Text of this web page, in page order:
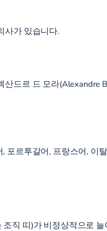
사가 있습니다.
드르 드 모라(Alexandre
포르투갈어, 프랑스어, 이
직 띠)가 비정상적으로